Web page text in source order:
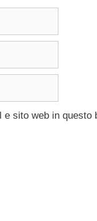
e sito web in